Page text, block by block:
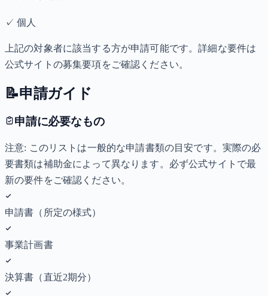
✓個人
上記の対象者に該当する方が申請可能です。詳細な要件は
公式サイトの募集要項をご確認ください。
📝申請ガイド
申請に必要なもの
注意: このリストは一般的な申請書類の目安です。実際の必
要書類は補助金によって異なります。必ず公式サイトで最
新の要件をご確認ください。
申請書（所定の様式）
事業計画書
決算書（直近2期分）